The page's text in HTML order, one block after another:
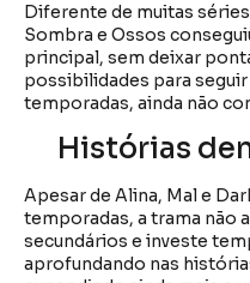
Diferente de muitas
Sombra e Ossos
principal, sem deixar
possibilidades para
temporadas, ainda não
Histórias
Apesar de Alina, Mal e
temporadas, a trama não
secundários e investe
aprofundando nas